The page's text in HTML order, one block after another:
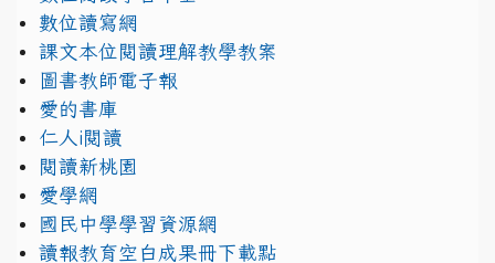
數位讀寫網
課文本位閱讀理解教學教案
圖書教師電子報
愛的書庫
仁人i閱讀
閱讀新桃園
愛學網
國民中學學習資源網
讀報教育空白成果冊下載點